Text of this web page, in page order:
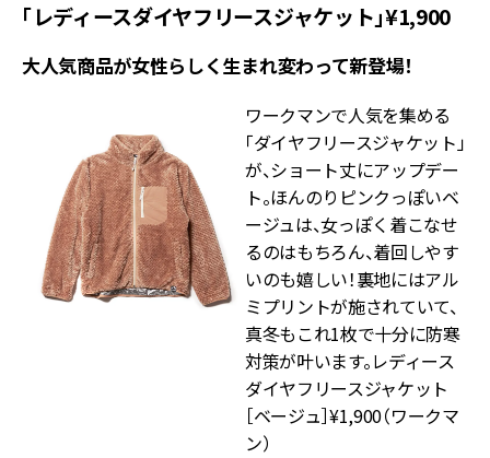
「レディースダイヤフリースジャケット」¥1,900
大人気商品が女性らしく生まれ変わって新登場！
ワークマンで人気を集める
「ダイヤフリースジャケット」
が、ショート丈にアップデー
ト。ほんのりピンクっぽいベ
ージュは、女っぽく着こなせ
るのはもちろん、着回しやす
いのも嬉しい！裏地にはアル
ミプリントが施されていて、
真冬もこれ1枚で十分に防寒
対策が叶います。レディース
ダイヤフリースジャケット
［ベージュ］¥1,900（ワークマ
ン）